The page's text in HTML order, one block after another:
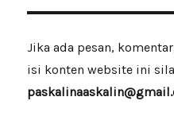
Jika ada pesan,
isi konten website ini